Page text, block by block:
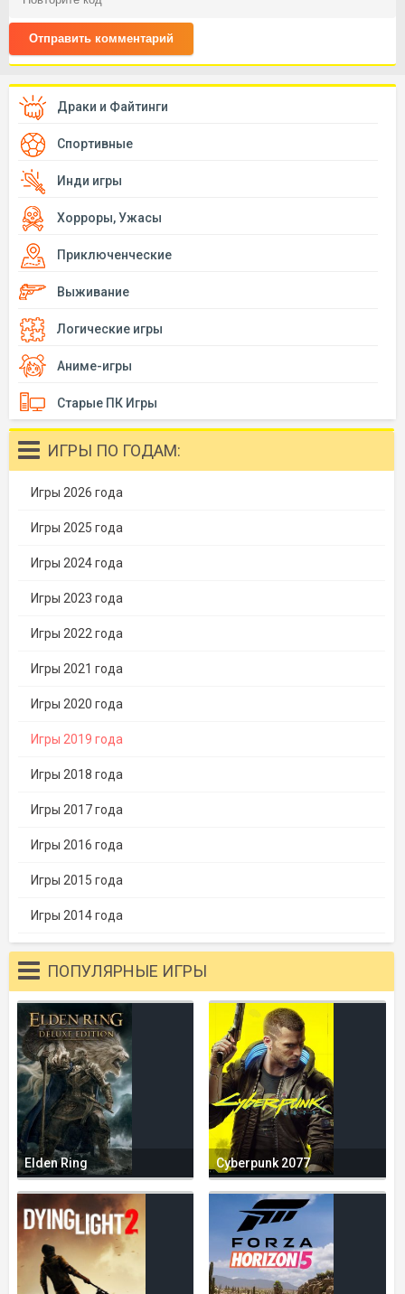
Отправить комментарий
Драки и Файтинги
Спортивные
Инди игры
Хорроры, Ужасы
Приключенческие
Выживание
Логические игры
Аниме-игры
Старые ПК Игры
ИГРЫ ПО ГОДАМ:
Игры 2026 года
Игры 2025 года
Игры 2024 года
Игры 2023 года
Игры 2022 года
Игры 2021 года
Игры 2020 года
Игры 2019 года
Игры 2018 года
Игры 2017 года
Игры 2016 года
Игры 2015 года
Игры 2014 года
ПОПУЛЯРНЫЕ ИГРЫ
Elden Ring Cyberpunk 2077